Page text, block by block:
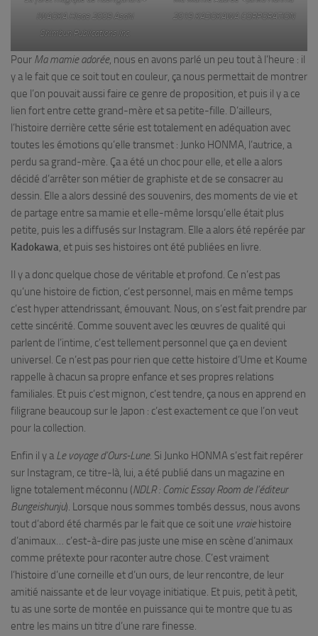
IWAOKA Hisae 2009 Asahi
Shimbun Publications Inc.
2019 KADOKAWA CORPORATION
Pour Ma mamie adorée, nous en avons parlé un peu tout à l’heure : il
y a le fait que ce soit tout en couleur, ça nous permettait de montrer
que l’on pouvait aussi faire ce genre de proposition, et puis il y a ce
lien fort entre cette grand-mère et sa petite-fille. D’ailleurs,
l’histoire derrière cette série est totalement en adéquation avec
toutes les émotions qu’elle transmet : Junko HONMA, l’autrice, a
perdu sa grand-mère. Ça a été un choc pour elle, et elle a alors
décidé d’arrêter son métier de graphiste et de se consacrer au
dessin. Elle a alors dessiné des souvenirs, des moments de vie et
de partage entre sa mamie et elle-même lorsqu’elle était plus
petite, puis les a diffusés sur Instagram. Elle a alors été repérée par
Kadokawa, et puis ses histoires ont été publiées en livre.
Il y a donc quelque chose de véritable et profond. Ce n’est pas
qu’une histoire de fiction, c’est personnel, mais en même temps
c’est hyper attendrissant, émouvant. Nous, on s’est fait prendre par
cette sincérité. Comme souvent avec les œuvres de qualité qui
parlent de l’intime, c’est tellement personnel que ça en devient
universel. Ce n’est pas pour rien que cette histoire d’Ume et Koume
rappelle à chacun sa propre enfance et ses propres relations
familiales. Et puis c’est mignon, c’est tendre, ça nous en apprend en
filigrane beaucoup sur le Japon : c’est exactement ce que l’on veut
pour la collection.
Enfin il y a Le voyage d’Ours-Lune. Si Junko HONMA s’est fait repérer
sur Instagram, ce titre-là, lui, a été publié dans un magazine en
ligne totalement méconnu (NDLR : Comic Essay Room de l’éditeur
Bungeishunju). Lorsque nous sommes tombés dessus, nous avons
tout d’abord été charmés par le fait que ce soit une vraiehistoire
d’animaux… c’est-à-dire pas juste une mise en scène d’animaux
comme prétexte pour raconter autre chose. C’est vraiment
l’histoire d’une corneille et d’un ours, de leur rencontre, de leur
amitié naissante et de leur voyage initiatique. Et puis, petit à petit,
tu as une sorte de montée en puissance qui te montre que tu as
entre les mains un titre d’une rare finesse.